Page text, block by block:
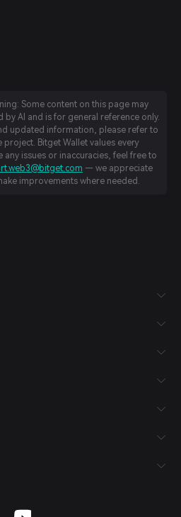
Some content on this page may
by AI and is for general reference only.
updated information, please refer to
Bitget Wallet values every
any issues or inaccuracies, feel free to
— we appreciate
improvements where needed.